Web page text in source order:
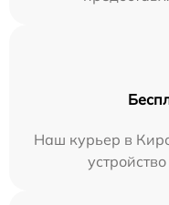
Наш курьер в